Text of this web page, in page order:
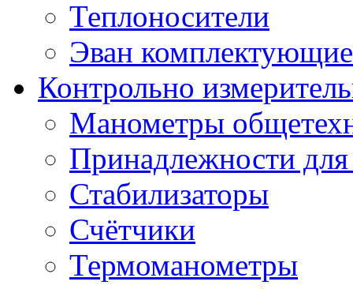
Теплоносители
Эван комплектующие
Контрольно
Манометры
Принадлежности
Стабилизаторы
Счётчики
Термоманометры